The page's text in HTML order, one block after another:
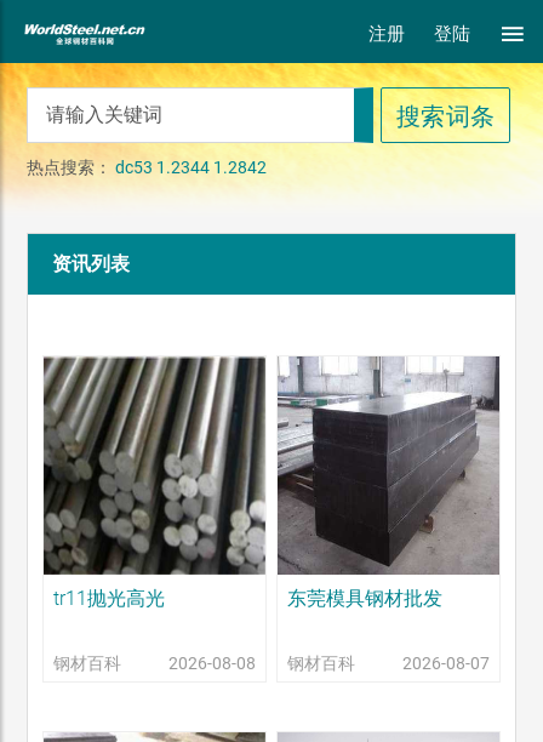
注册 登陆
热点搜索：dc53 1.2344 1.2842
资讯列表
tr11抛光高光
钢材百科 2026-08-08
东莞模具钢材批发
钢材百科 2026-08-07